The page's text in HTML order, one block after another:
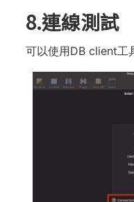
8.連線測試
可以使⽤DB client⼯